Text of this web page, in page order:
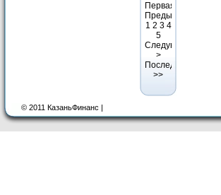
Первая
Предыдущая
1 2 3 4
5
Следующая
>
Последняя
>>
© 2011 КазаньФинанс |